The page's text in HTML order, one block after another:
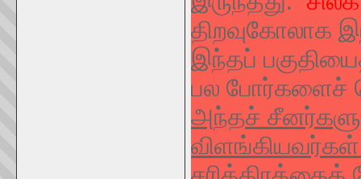
திறவுகோலாக
இந்தப்
பல போர்களைச்
அந்தச்